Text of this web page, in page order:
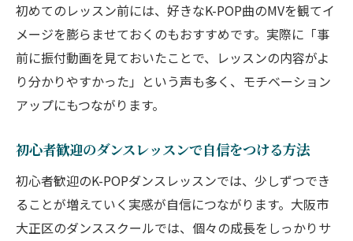
初めてのレッスン前には、好きなK-POP曲のMVを観てイ
メージを膨らませておくのもおすすめです。実際に「事
前に振付動画を見ておいたことで、レッスンの内容がよ
り分かりやすかった」という声も多く、モチベーション
アップにもつながります。
初心者歓迎のダンスレッスンで自信をつける方法
初心者歓迎のK-POPダンスレッスンでは、少しずつでき
ることが増えていく実感が自信につながります。大阪市
大正区のダンススクールでは、個々の成長をしっかりサ